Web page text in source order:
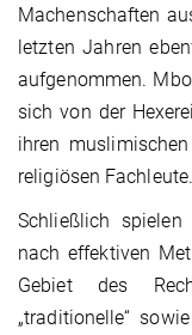
Machenschaften
letzten Jahren
aufgenommen.
sich von der
ihren
religiösen Fachleute.
Schließlich
nach effektiven
Gebiet des
„traditionelle“